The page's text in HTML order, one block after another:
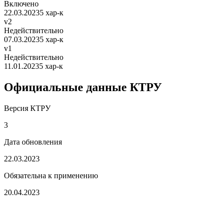
Включено
22.03.20235 хар-к
v2
Недействительно
07.03.20235 хар-к
v1
Недействительно
11.01.20235 хар-к
Официальные данные КТРУ
Версия КТРУ
3
Дата обновления
22.03.2023
Обязательна к применению
20.04.2023